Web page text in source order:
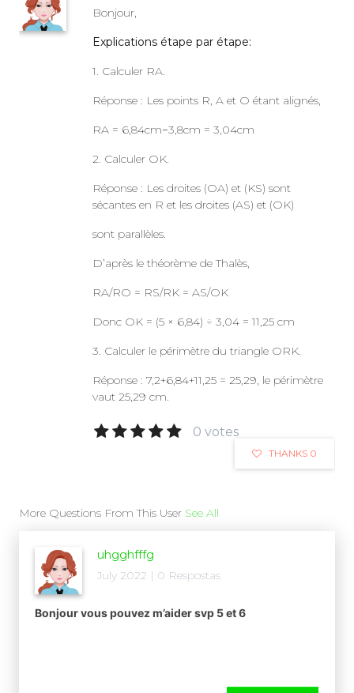
Bonjour,
Explications étape par étape:
1. Calculer RA.
Réponse : Les points R, A et O étant alignés,
RA = 6,84cm−3,8cm = 3,04cm
2. Calculer OK.
Réponse : Les droites (OA) et (KS) sont
sécantes en R et les droites (AS) et (OK)
sont parallèles.
D’après le théorème de Thalès,
RA/RO = RS/RK = AS/OK
Donc OK = (5 × 6,84) ÷ 3,04 = 11,25 cm
3. Calculer le périmètre du triangle ORK.
Réponse : 7,2+6,84+11,25 = 25,29, le périmètre
vaut 25,29 cm.
0 votes
THANKS 0
More Questions From This User See All
uhgghfffg
July 2022 | 0 Respostas
Bonjour vous pouvez m’aider svp 5 et 6